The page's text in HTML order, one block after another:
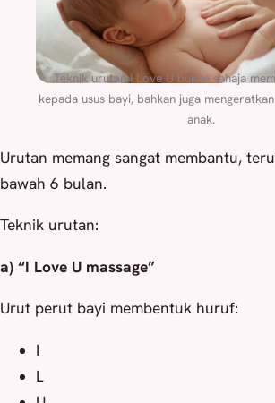
Teknik urutan I Love U bukan sahaja
kepada usus bayi, bahkan juga
anak.
Urutan memang sangat membantu,
bawah 6 bulan.
Teknik urutan:
a) “I Love U massage”
Urut perut bayi membentuk huruf:
I
L